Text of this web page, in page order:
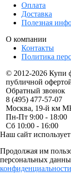
Оплата
Доставка
Полезная
О компании
Контакты
Политика
© 2012-2026 Купи
публичной
Обратный звонок
8 (495) 477-57-07
Москва, 19-й км
Пн-Пт 9:00 - 18:00
Сб 10:00 - 16:00
Наш сайт
Продолжая им
персональных
конфиденциальности